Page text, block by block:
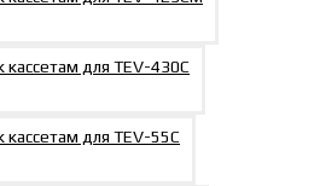
для TEV-430C
для TEV-55C